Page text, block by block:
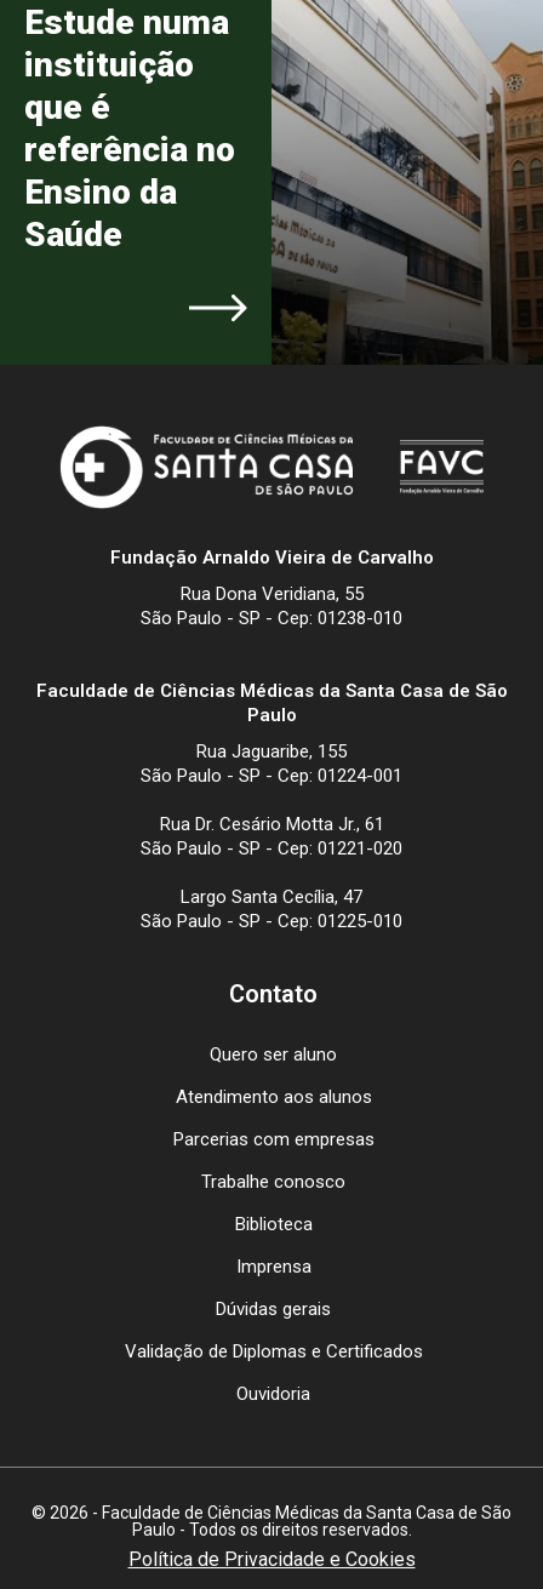
Estude numa
instituição
que é
referência no
Ensino da
Saúde
Fundação Arnaldo Vieira de Carvalho
Rua Dona Veridiana, 55
São Paulo - SP - Cep: 01238-010
Faculdade de Ciências Médicas da Santa Casa de São
Paulo
Rua Jaguaribe, 155
São Paulo - SP - Cep: 01224-001
Rua Dr. Cesário Motta Jr., 61
São Paulo - SP - Cep: 01221-020
Largo Santa Cecília, 47
São Paulo - SP - Cep: 01225-010
Contato
Quero ser aluno
Atendimento aos alunos
Parcerias com empresas
Trabalhe conosco
Biblioteca
Imprensa
Dúvidas gerais
Validação de Diplomas e Certificados
Ouvidoria
© 2026 - Faculdade de Ciências Médicas da Santa Casa de São
Paulo - Todos os direitos reservados.
Política de Privacidade e Cookies